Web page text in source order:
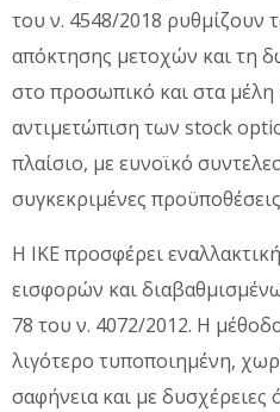
του ν. 4548/2018 ρυθμίζουν
απόκτησης μετοχών και τη
στο προσωπικό και στα
αντιμετώπιση των stock
πλαίσιο, με ευνοϊκό
συγκεκριμένες
Η ΙΚΕ προσφέρει
εισφορών και
78 του ν. 4072/2012. Η
λιγότερο τυποποιημένη,
σαφήνεια και με δυσχέρειες